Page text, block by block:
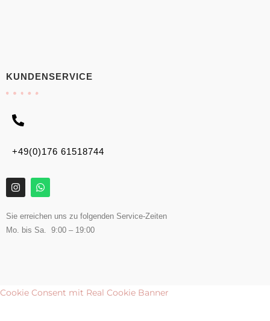
KUNDENSERVICE
+49(0)176 61518744
Sie erreichen uns zu folgenden Service-Zeiten
Mo. bis Sa. 9:00 – 19:00
Cookie Consent mit Real Cookie Banner